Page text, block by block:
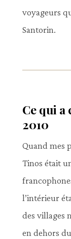
voyageurs
Santorin.
Ce qui a
2010
Quand mes
Tinos était
l’intérieur
des villages
en dehors